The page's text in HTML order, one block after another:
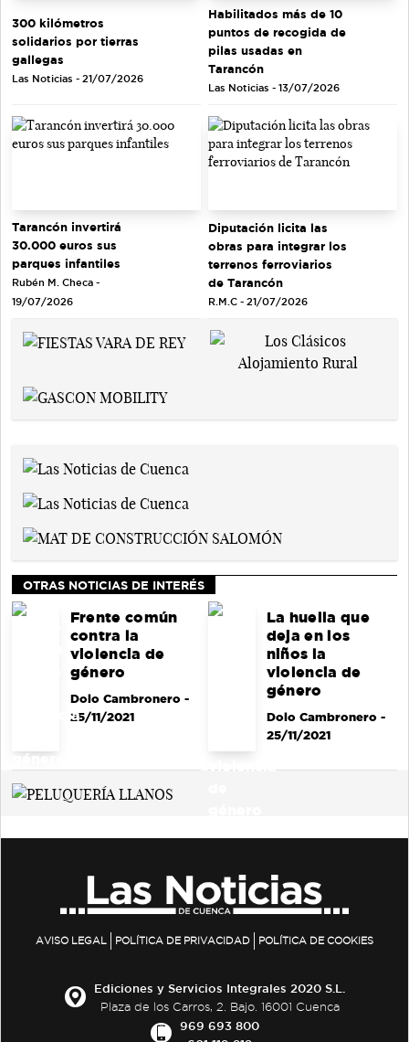
300 kilómetros
solidarios por tierras
gallegas
Las Noticias - 21/07/2026
Habilitados más de 10
puntos de recogida de
pilas usadas en
Tarancón
Las Noticias - 13/07/2026
Tarancón invertirá
30.000 euros sus
parques infantiles
Rubén M. Checa -
19/07/2026
Diputación licita las
obras para integrar los
terrenos ferroviarios
de Tarancón
R.M.C - 21/07/2026
OTRAS NOTICIAS DE INTERÉS
Frente común
contra la
violencia de
género
Dolo Cambronero-
25/11/2021
La huella que
deja en los
niños la
violencia de
género
Dolo Cambronero-
25/11/2021
AVISO LEGAL POLÍTICA DE PRIVACIDAD POLÍTICA DE COOKIES
Ediciones y Servicios Integrales 2020 S.L.
Plaza de los Carros, 2. Bajo. 16001 Cuenca
969 693 800